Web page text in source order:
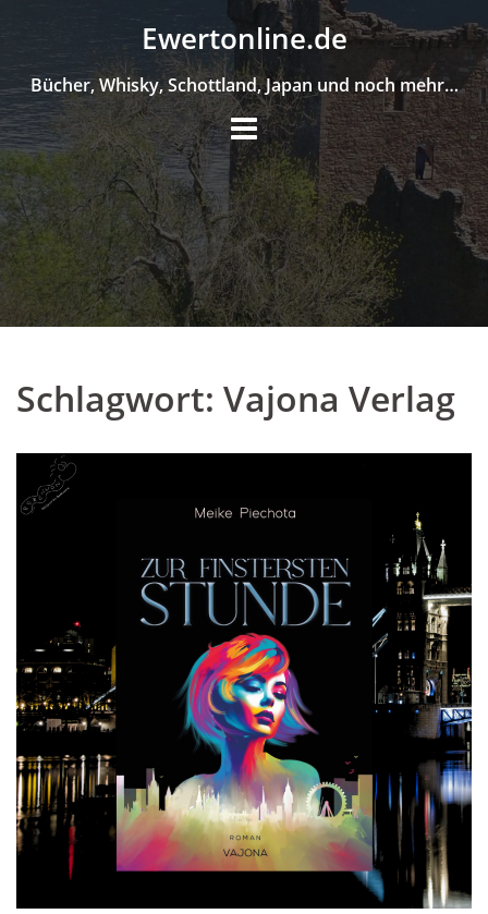
to
Ewertonline.de
Bücher, Whisky, Schottland, Japan und noch mehr…
Schlagwort: Vajona Verlag